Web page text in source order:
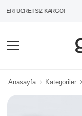
ÜCRETSİZ KARGO!
Anasayfa Kategoriler